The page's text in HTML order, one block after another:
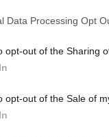
Data Processing Opt
opt-out of the Sharing
opt-out of the Sale of
datos